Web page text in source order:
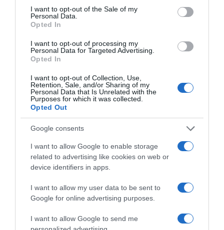
consent section.
I want to opt-out of the Sale of my
Personal Data.
Opted In
I want to opt-out of processing my
Personal Data for Targeted Advertising.
Opted In
I want to opt-out of Collection, Use,
Retention, Sale, and/or Sharing of my
Personal Data that Is Unrelated with the
Purposes for which it was collected.
Opted Out
Google consents
I want to allow Google to enable storage
related to advertising like cookies on web or
device identifiers in apps.
I want to allow my user data to be sent to
Google for online advertising purposes.
I want to allow Google to send me
ΕΛΛΑΔΑ